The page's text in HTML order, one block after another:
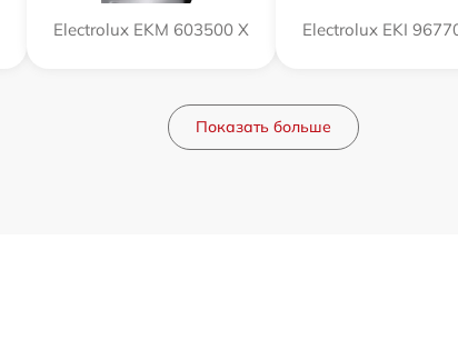
Electrolux EKM 603500 X Electrolux EKI
Показать больше